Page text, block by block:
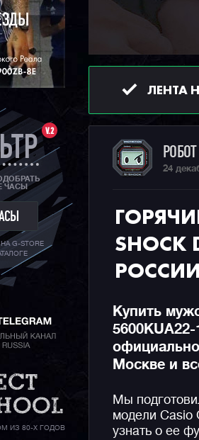
V.2
ЧАСЫ
G-STORE
ИЗ 80-Х ГОДОВ
ЛЕНТА
24
SHOCK
Купить
Москве и
Мы
модели Casio
узнать о ее